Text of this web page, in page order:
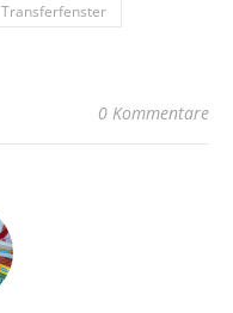
Transferfenster
0 Kommentare